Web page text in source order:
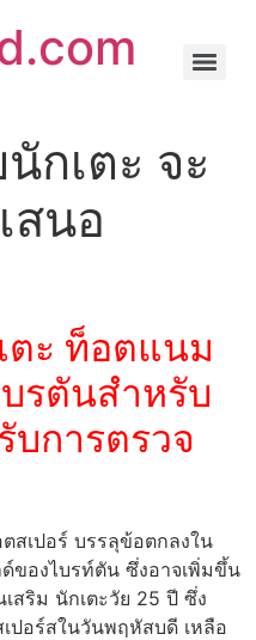
กเตะ จะ
สนอ
ตะ ท็อตแนม
รตันสำหรับ
บการตรวจ
สเปอร์ บรรลุข้อตกลงใน
องไบรท์ตัน ซึ่งอาจเพิ่มขึ้น
สริม นักเตะวัย 25 ปี ซึ่ง
เปอร์สในวันพฤหัสบดี เหลือ